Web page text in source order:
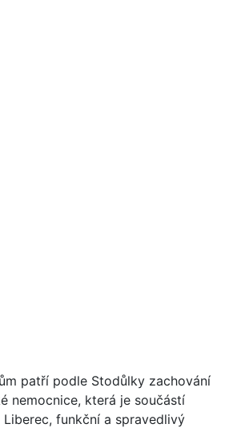
patří podle Stodůlky zachování
nemocnice, která je součástí
Liberec, funkční a spravedlivý